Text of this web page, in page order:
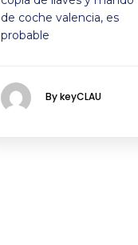
de coche valencia, es
probable
By keyCLAU